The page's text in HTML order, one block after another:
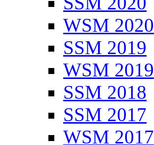
WSM 2020
SSM 2019
WSM 2019
SSM 2018
SSM 2017
WSM 2017